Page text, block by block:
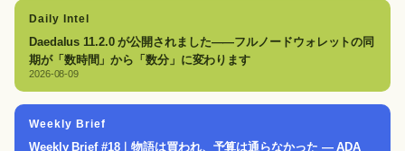
Daily Intel
Daedalus 11.2.0 が公開されました——フルノードウォレットの同
期が「数時間」から「数分」に変わります
2026-08-09
Weekly Brief
Weekly Brief #18｜物語は買われ、予算は通らなかった — ADA